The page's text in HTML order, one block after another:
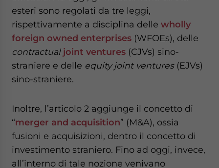
esteri sono regolati da tre leggi,
rispettivamente a disciplina delle wholly
foreign owned enterprises (WFOEs), delle
contractual joint ventures (CJVs) sino-
straniere e delle equity joint ventures(EJVs)
sino-straniere.
Inoltre, l’articolo 2 aggiunge il concetto di
“merger and acquisition” (M&A), ossia
fusioni e acquisizioni, dentro il concetto di
investimento straniero. Fino ad oggi, invece,
all’interno di tale nozione venivano